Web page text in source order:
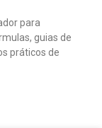
para
guias de
práticos de